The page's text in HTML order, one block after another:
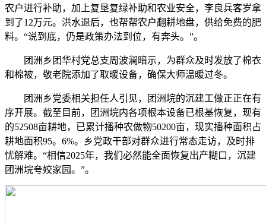
农户进行补助，加上复垦复绿补助和农业安全，李良兵客岁拿
到了12万元。洪水退后，也帮帮农户翻耕地盘，供给免费的肥
料。“说到底，仍是政策办法到位，有奔头。”。
团洲乡团华村党总支周波澜暗示，为群众及时发放了棉衣
和棉被，敬老院添加了取暖设备，确保大师温暖过冬。
团洲乡党委相关担任人引见，团洲垸的沉建工做正正在有
序开展。截至目前，团洲垸内各项根本设备已根基恢复，现有
的52508亩耕地，已累计播种农做物50200亩，现实播种面积占
耕地面积95。6%。乡党政干部对群众进行常态走访，及时排
忧解难。“相信2025年，我们必然能全面恢复出产糊口，沉建
团洲垸夸姣家园。”。